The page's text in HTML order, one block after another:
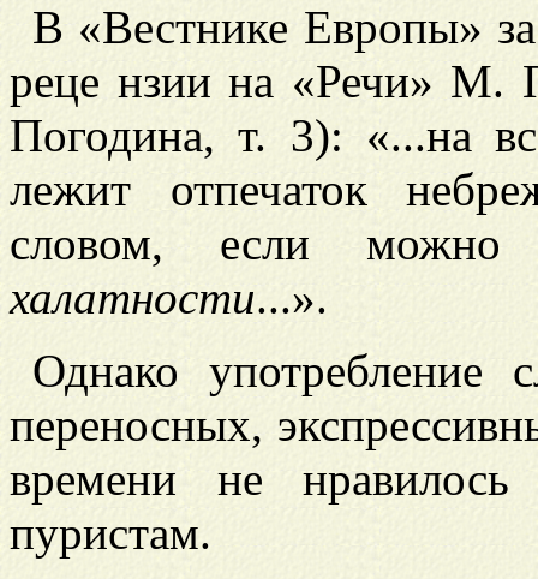
В «Вестнике Европы»
реце нзии на «Речи» М.
Погодина, т. 3): «...на
лежит отпечаток
словом, если можно
халатности...».
Однако употребление
переносных,
времени не нравилось
пуристам.